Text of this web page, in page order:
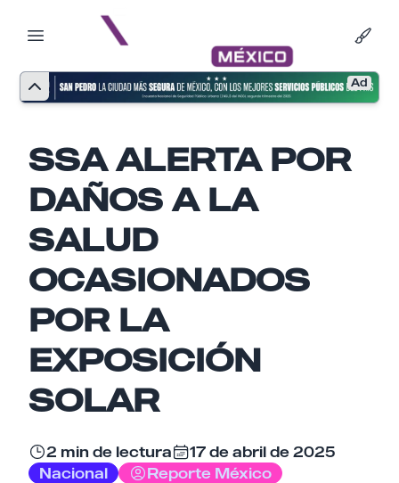
Ad
SSA ALERTA POR
DAÑOS A LA
SALUD
OCASIONADOS
POR LA
EXPOSICIÓN
SOLAR
2 min de lectura
17 de abril de 2025
Nacional
Reporte México
Nombre